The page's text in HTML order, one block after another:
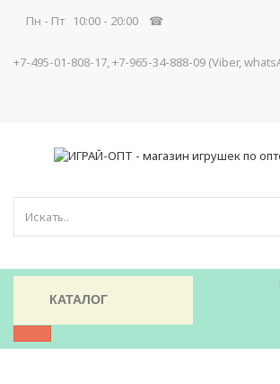
Пн - Пт 10:00 - 20:00 ☎
+7-495-01-808-17, +7-965-34-888-09 (Viber,
КАТАЛОГ